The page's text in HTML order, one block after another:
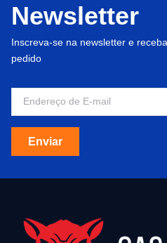
Newsletter
Inscreva-se na newsletter e
pedido
Enviar